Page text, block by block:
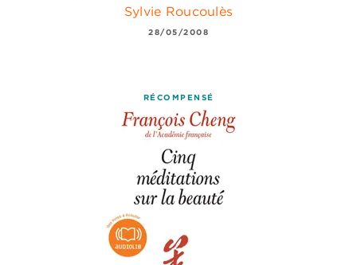
Sylvie Roucoulès
28/05/2008
RÉCOMPENSÉ